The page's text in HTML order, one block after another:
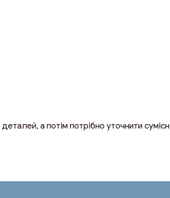
а потім потрібно уточнити